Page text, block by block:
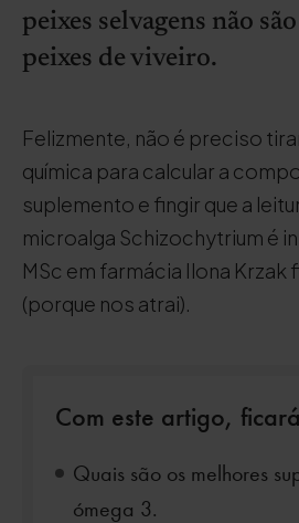
peixes selvagens não
peixes de viveiro.
Felizmente, não é preciso
química para calcular a
suplemento e fingir que a
microalga Schizochytrium é
MSc em farmácia Ilona
(porque nos atrai).
Com este artigo,
Quais são os melhores
ómega 3.